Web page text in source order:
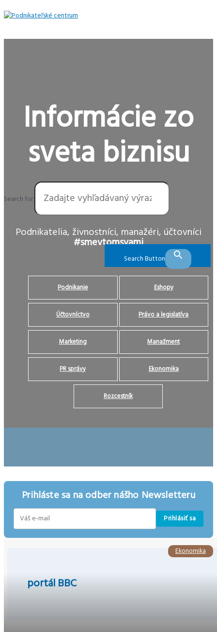
Preskočiť
na
Menu
Informácie zo
sveta biznisu
Search for:
Search Button
Podnikatelia, živnostníci, manažéri, účtovníci
#smevtomsvami
Podnikanie Eshopy
Účtovníctvo Právo a legislatíva
Marketing Manažment
PR správy Ekonomika
Rozcestník
Prihláste sa na odber nášho Newsletteru
Prihlásiť sa
portál BBC
Ekonomika